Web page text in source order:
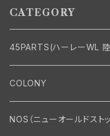
CATEGORY
45PARTS(ハーレーWL
エンジン
エンジン・シリンダーヘッド
マフラー・インテーク・キャ
COLONY
Bolt・Nut
NOS（ニューオールドストッ